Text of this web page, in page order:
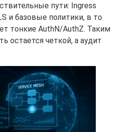
пути: Ingress
и базовые политики, в то
тонкие AuthN/AuthZ. Таким
остается четкой, а аудит